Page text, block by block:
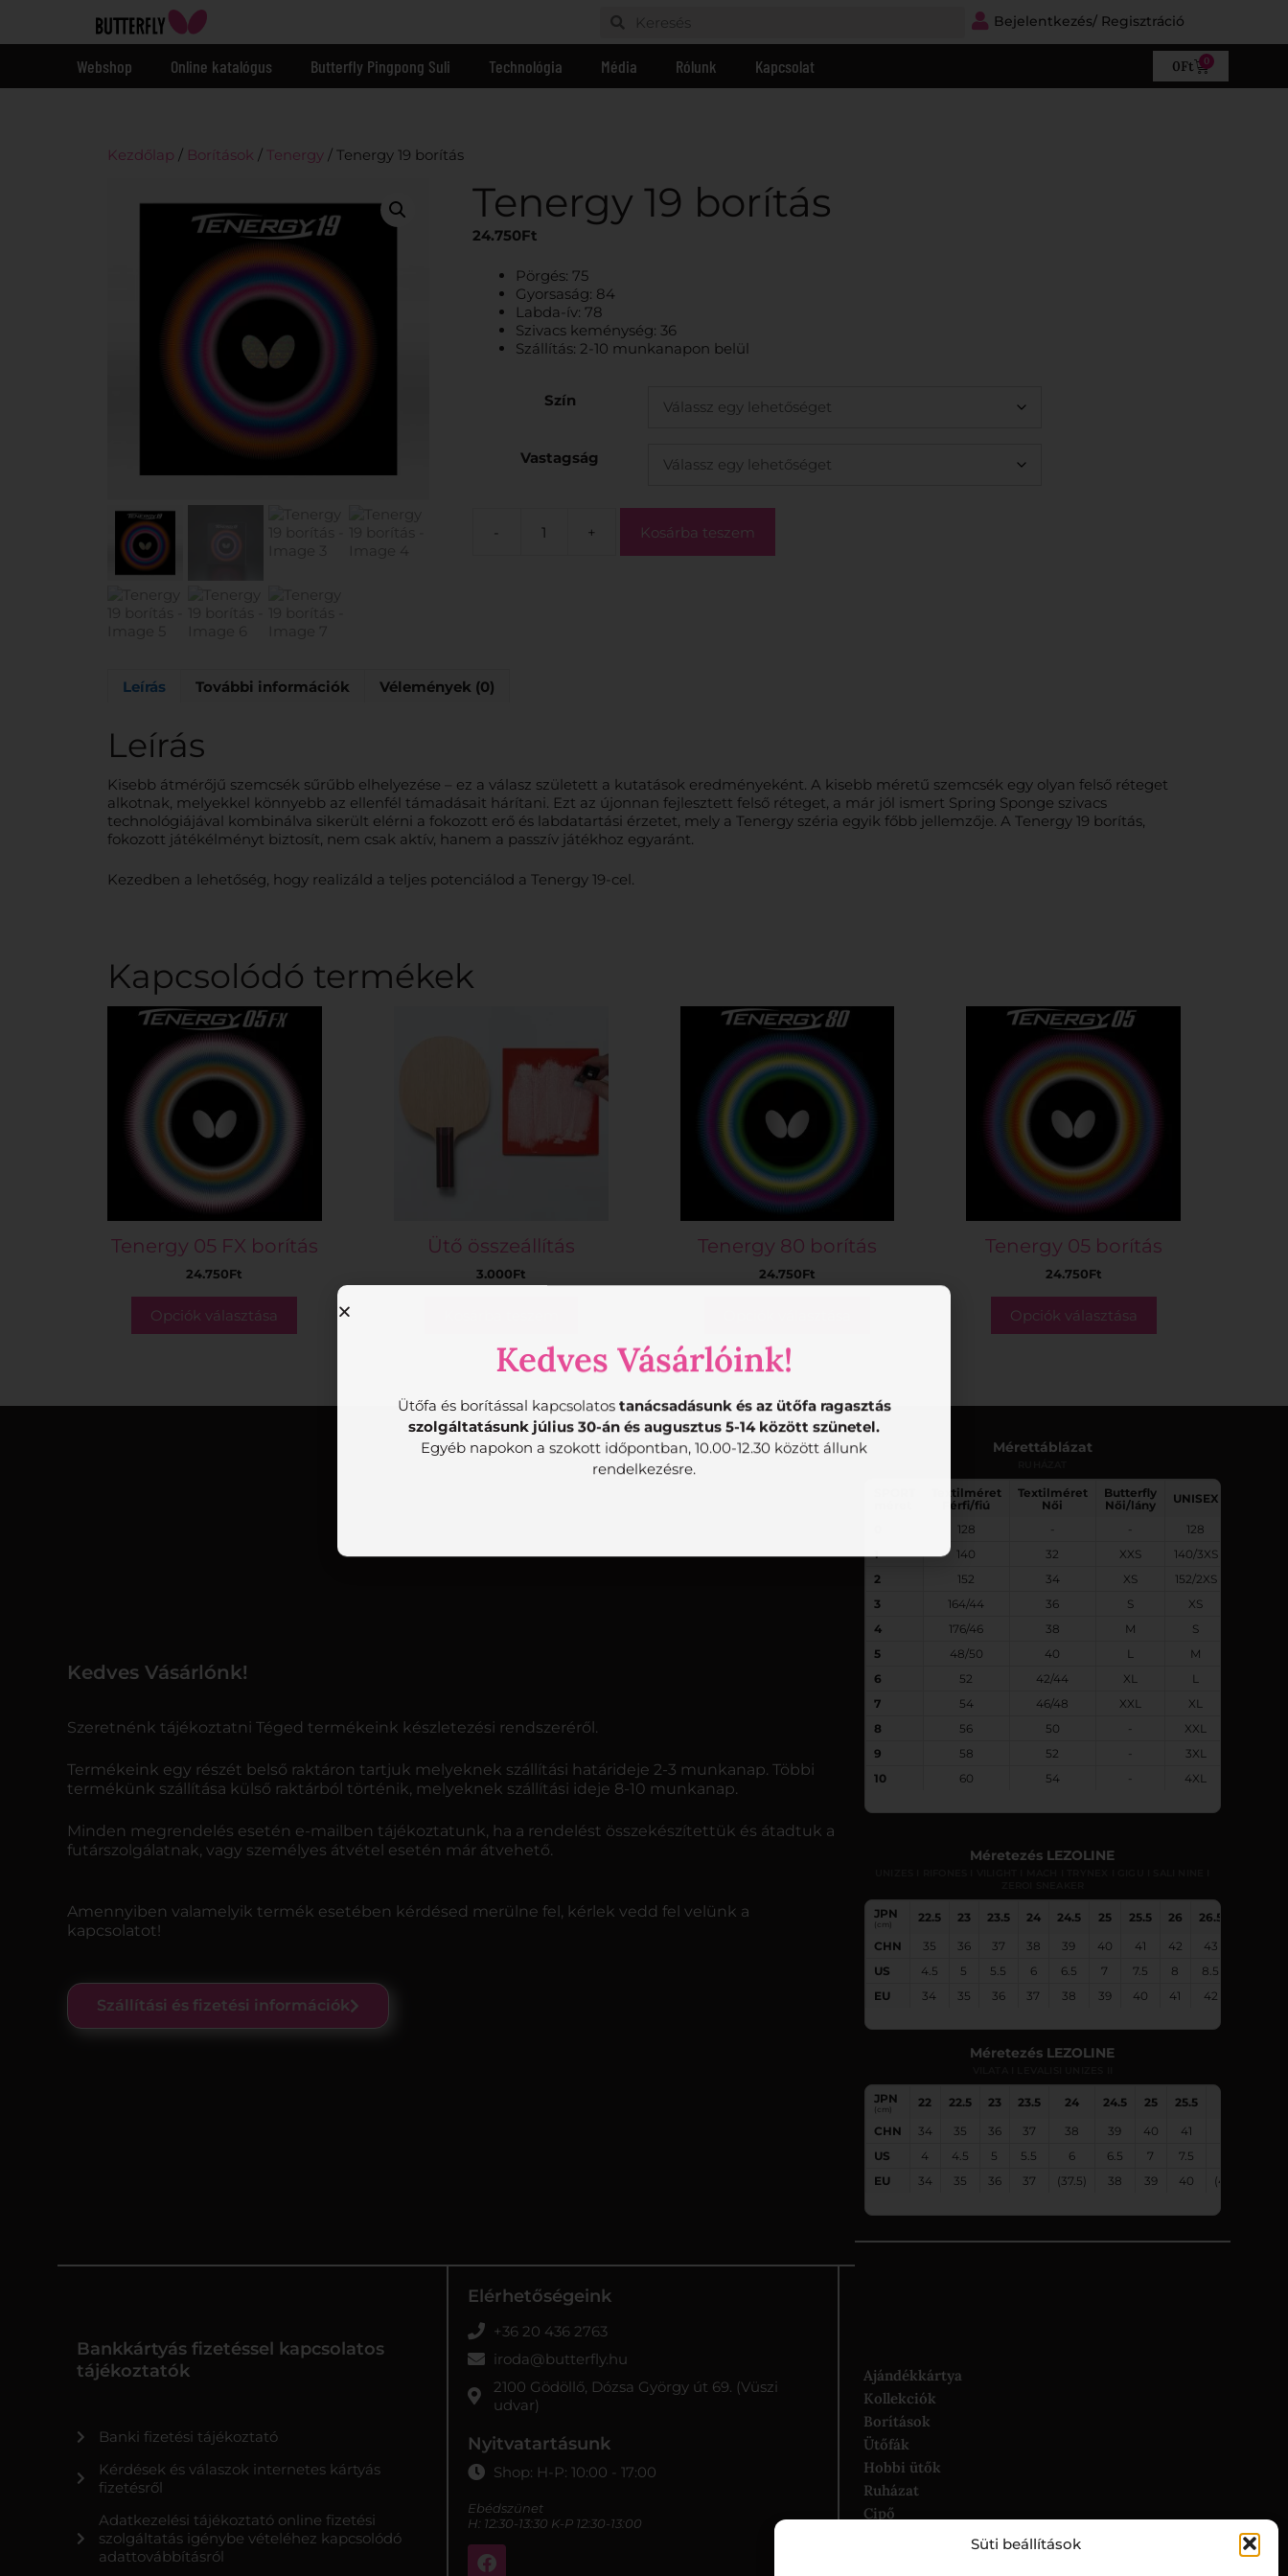
Süti beállítások
Bejelentkezés/ Regisztráció
Webshop Online katalógus Butterfly Pingpong Suli Technológia Média Rólunk Kapcsolat 0Ft 0
Kezdőlap / Borítások / Tenergy / Tenergy 19 borítás
Tenergy 19 borítás
24.750Ft
Pörgés: 75
Gyorsaság: 84
Labda-ív: 78
Szivacs keménység: 36
Szállítás: 2-10 munkanapon belül
Szín
Vastagság
- + Kosárba teszem
Leírás További információk Vélemények (0)
Leírás
Kisebb átmérőjű szemcsék sűrűbb elhelyezése – ez a válasz született a kutatások eredményeként. A kisebb méretű szemcsék egy olyan felső réteget
alkotnak, melyekkel könnyebb az ellenfél támadásait hárítani. Ezt az újonnan fejlesztett felső réteget, a már jól ismert Spring Sponge szivacs
technológiájával kombinálva sikerült elérni a fokozott erő és labdatartási érzetet, mely a Tenergy széria egyik főbb jellemzője. A Tenergy 19 borítás,
fokozott játékélményt biztosít, nem csak aktív, hanem a passzív játékhoz egyaránt.
Kezedben a lehetőség, hogy realizáld a teljes potenciálod a Tenergy 19-cel.
Kapcsolódó termékek
Tenergy 05 FX borítás
24.750Ft
Opciók választása
Ütő összeállítás
3.000Ft
Tenergy 80 borítás
24.750Ft
Tenergy 05 borítás
24.750Ft
Opciók választása
Kedves Vásárlónk!
Szeretnénk tájékoztatni Téged termékeink készletezési rendszeréről.
Termékeink egy részét belső raktáron tartjuk melyeknek szállítási határideje 2-3 munkanap. Többi
termékünk szállítása külső raktárból történik, melyeknek szállítási ideje 8-10 munkanap.
Minden megrendelés esetén e-mailben tájékoztatunk, ha a rendelést összekészítettük és átadtuk a
futárszolgálatnak, vagy személyes átvétel esetén már átvehető.
Amennyiben valamelyik termék esetében kérdésed merülne fel, kérlek vedd fel velünk a
kapcsolatot!
Szállítási és fizetési információk
Mérettáblázat
Textilméret
Férfi/fiú
Textilméret
Női
Butterfly
Női/lány
UNISEX
128 - -
128
1
140 32 XXS
140/3XS
2
152 34 XS
152/2XS
3
164/44 36 S
XS
4
176/46 38 M
S
5
48/50 40 L
M
6
52 42/44 XL
L
7
54 46/48 XXL
XL
8
56 50 -
XXL
9
58 52 -
3XL
10
60 54 - 4XL
Méretezés LEZOLINE
JPN
(cm) 22.5 23 23.5 24 24.5 25 25.5 26 26.5
CHN
35 36 37 38 39 40 41 42 43
US
4.5 5 5.5 6 6.5 7 7.5 8 8.5
EU
34 35 36 37 38 39 40 41 42
Méretezés LEZOLINE
JPN
(cm) 22 22.5 23 23.5 24 24.5 25 25.5
CHN
34 35 36 37 38 39 40 41
US
4 4.5 5 5.5 6 6.5 7 7.5
EU
34 35 36 37 (37.5) 38 39 40 (40.5)
Bankkártyás fizetéssel kapcsolatos
tájékoztatók
Banki fizetési tájékoztató
Kérdések és válaszok internetes kártyás
fizetésről
Adatkezelési tájékoztató online fizetési
szolgáltatás igénybe vételéhez kapcsolódó
adattovábbításról
Elérhetőségeink
+36 20 436 2763
iroda@butterfly.hu
2100 Gödöllő, Dózsa György út 69. (Vüszi
udvar)
Nyitvatartásunk
Shop: H-P: 10:00 - 17:00
Ebédszünet
H: 12:30-13:30 K-P 12:30-13:00
Ajándékkártya
Kollekciók
Borítások
Ütőfák
Hobbi ütők
Ruházat
Cipő
Táskák és ütőtokok
Kedves Vásárlóink!
Ütőfa és borítással kapcsolatos
tanácsadásunk és az ütőfa ragasztás
szolgáltatásunk július 30-án és augusztus 5-14 között szünetel.
Egyéb napokon a szokott időpontban, 10.00-12.30 között állunk
rendelkezésre.